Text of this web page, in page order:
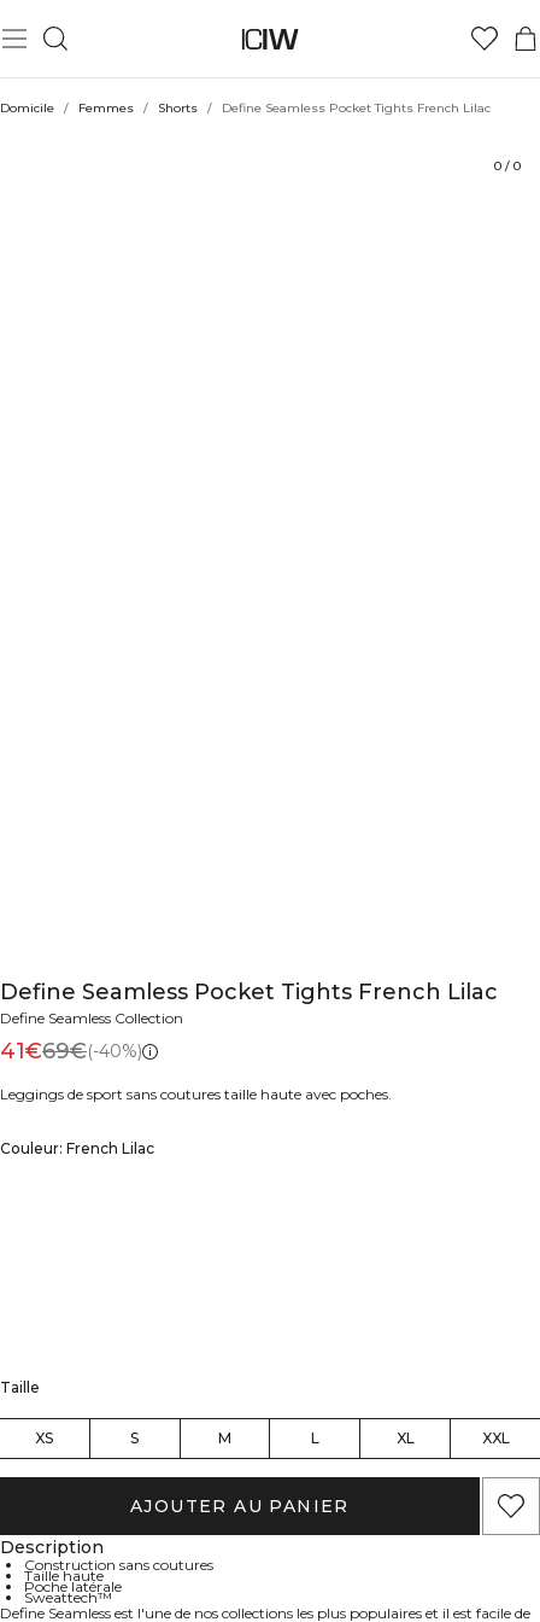
Domicile / Femmes / Shorts / Define Seamless Pocket Tights French Lilac
0 / 0
Define Seamless Pocket Tights French Lilac
Define Seamless Collection
41€69€(-40%)
Leggings de sport sans coutures taille haute avec poches.
Couleur: French Lilac
Taille
XS S M L XL XXL
AJOUTER AU PANIER
Description
Construction sans coutures
Taille haute
Poche latérale
Sweattech™
Define Seamless est l'une de nos collections les plus populaires et il est facile de